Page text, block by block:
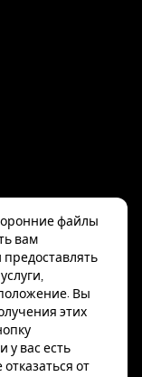
файлы
вам
Вы
этих
у вас есть
от